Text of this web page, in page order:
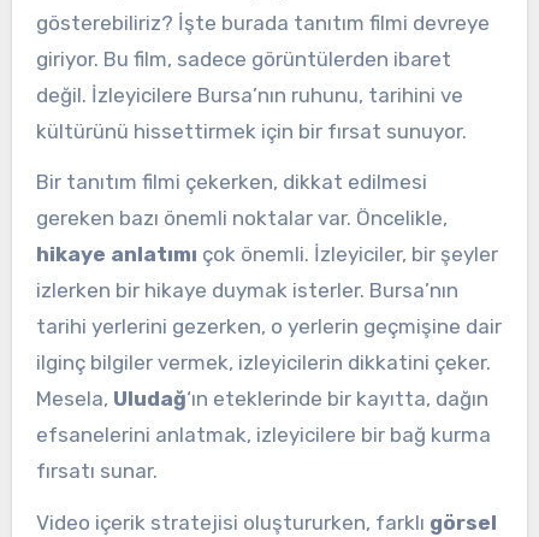
gösterebiliriz? İşte burada tanıtım filmi devreye
giriyor. Bu film, sadece görüntülerden ibaret
değil. İzleyicilere Bursa’nın ruhunu, tarihini ve
kültürünü hissettirmek için bir fırsat sunuyor.
Bir tanıtım filmi çekerken, dikkat edilmesi
gereken bazı önemli noktalar var. Öncelikle,
hikaye anlatımı çok önemli. İzleyiciler, bir şeyler
izlerken bir hikaye duymak isterler. Bursa’nın
tarihi yerlerini gezerken, o yerlerin geçmişine dair
ilginç bilgiler vermek, izleyicilerin dikkatini çeker.
Mesela, Uludağ‘ın eteklerinde bir kayıtta, dağın
efsanelerini anlatmak, izleyicilere bir bağ kurma
fırsatı sunar.
Video içerik stratejisi oluştururken, farklı görsel